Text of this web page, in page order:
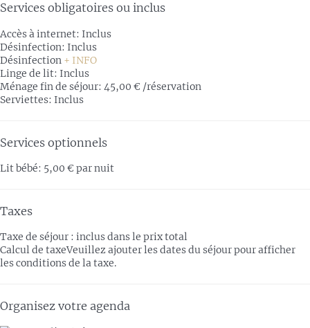
Services obligatoires ou inclus
Accès à internet: Inclus
Désinfection: Inclus
Désinfection + INFO
Linge de lit: Inclus
Ménage fin de séjour: 45,00 € /réservation
Serviettes: Inclus
Services optionnels
Lit bébé: 5,00 € par nuit
Taxes
Taxe de séjour : inclus dans le prix total
Calcul de taxeVeuillez ajouter les dates du séjour pour afficher
les conditions de la taxe.
Organisez votre agenda